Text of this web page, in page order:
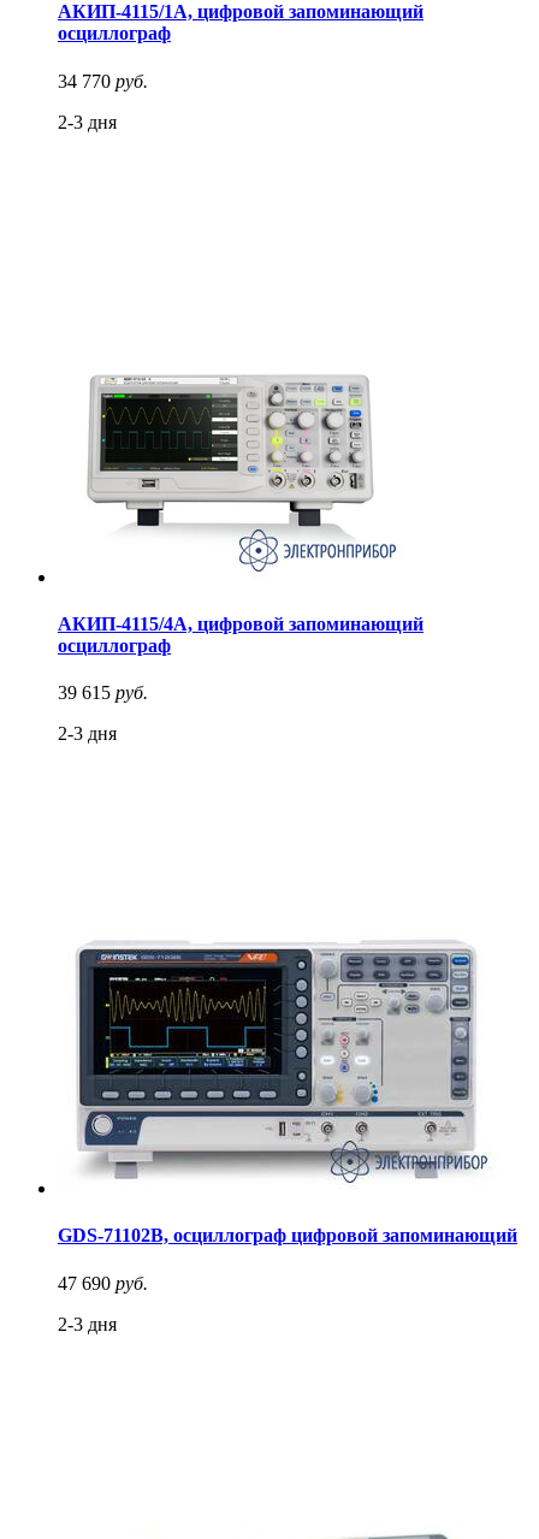
АКИП-4115/1А, цифровой запоминающий
осциллограф
34 770 руб.
2-3 дня
АКИП-4115/4А, цифровой запоминающий
осциллограф
39 615 руб.
2-3 дня
GDS-71102B, осциллограф цифровой запоминающий
47 690 руб.
2-3 дня